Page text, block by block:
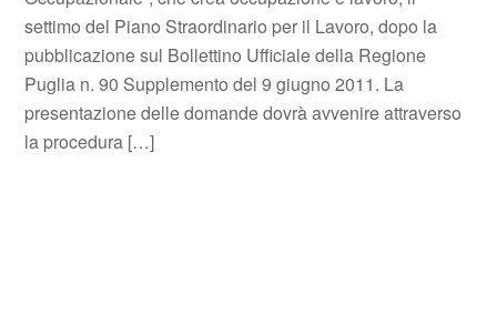
settimo del Piano Straordinario per il Lavoro, dopo la
pubblicazione sul Bollettino Ufficiale della Regione
Puglia n. 90 Supplemento del 9 giugno 2011. La
presentazione delle domande dovrà avvenire attraverso
la procedura […]